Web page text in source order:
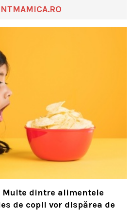
Multe dintre alimentele
de copii vor dispărea de